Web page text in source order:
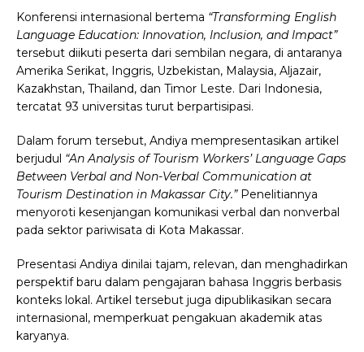
Konferensi internasional bertema “Transforming English
Language Education: Innovation, Inclusion, and Impact”
tersebut diikuti peserta dari sembilan negara, di antaranya
Amerika Serikat, Inggris, Uzbekistan, Malaysia, Aljazair,
Kazakhstan, Thailand, dan Timor Leste. Dari Indonesia,
tercatat 93 universitas turut berpartisipasi.
Dalam forum tersebut, Andiya mempresentasikan artikel
berjudul “An Analysis of Tourism Workers’ Language Gaps
Between Verbal and Non-Verbal Communication at
Tourism Destination in Makassar City.”Penelitiannya
menyoroti kesenjangan komunikasi verbal dan nonverbal
pada sektor pariwisata di Kota Makassar.
Presentasi Andiya dinilai tajam, relevan, dan menghadirkan
perspektif baru dalam pengajaran bahasa Inggris berbasis
konteks lokal. Artikel tersebut juga dipublikasikan secara
internasional, memperkuat pengakuan akademik atas
karyanya.